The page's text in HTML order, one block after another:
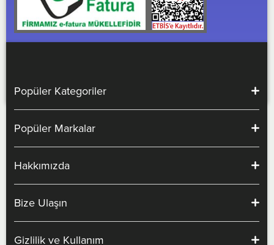
Popüler Kategoriler
Popüler Markalar
Hakkımızda
Bize Ulaşın
Gizlilik ve Kullanım